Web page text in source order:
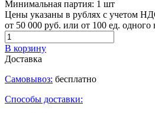
Минимальная партия: 1 шт
Цены указаны в рублях с учетом
от 50 000 руб. или от 100 ед.
В корзину
Доставка
Самовывоз: бесплатно
Способы доставки: